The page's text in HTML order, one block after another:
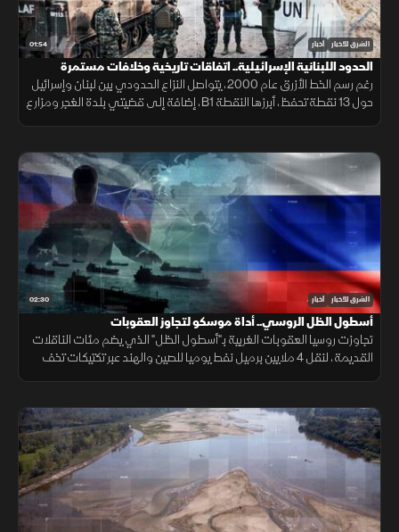
01:54 الشرق للأخبار أخبار
الحدود اللبنانية الإسرائيلية.. اتفاقات تاريخية وخلافات مستمرة
رغم رسم الخط الأزرق عام 2000، يتواصل النزاع الحدودي بين لبنان وإسرائيل
حول 13 نقطة تحفظ، أبرزها النقطة B1، إضافة إلى قضيتي بلدة الغجر ومزارع
02:30 الشرق للأخبار أخبار
أسطول الظل الروسي.. أداة موسكو لتجاوز العقوبات
تجاوزت روسيا العقوبات الغربية بـ"أسطول الظل" الذي يضم مئات الناقلات
القديمة، لنقل 4 ملايين برميل نفط يوميا للصين والهند عبر تكتيكات تخف